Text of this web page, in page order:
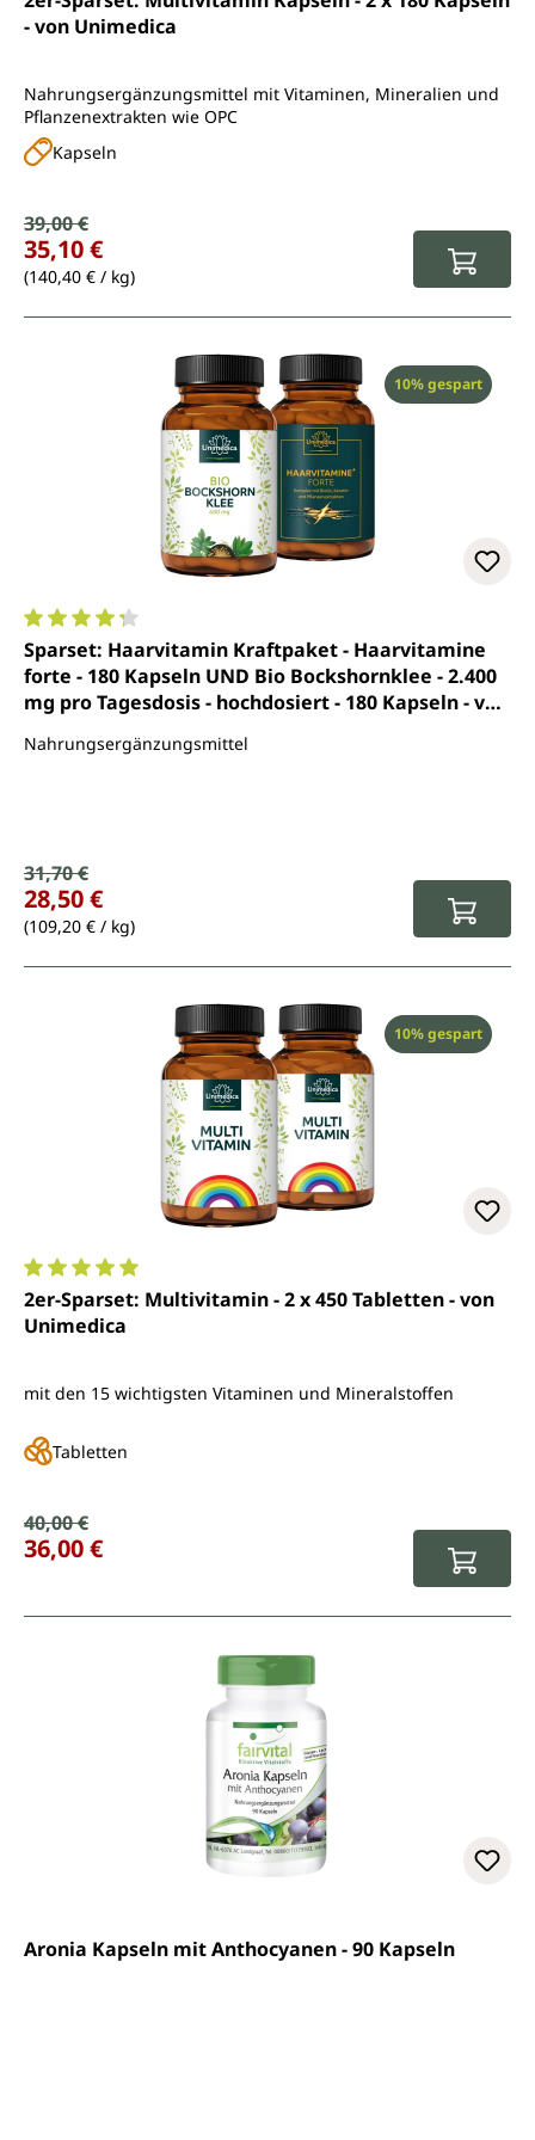
- von Unimedica
Nahrungsergänzungsmittel mit Vitaminen, Mineralien und
Pflanzenextrakten wie OPC
Kapseln
Verkaufspreis:
Regulärer Preis:
39,00 €
35,10 €
(140,40 € / kg)
Rabatt
10% gespart
Durchschnittliche Bewertung von 4.3 von 5 Sternen
Sparset: Haarvitamin Kraftpaket - Haarvitamine
forte - 180 Kapseln UND Bio Bockshornklee - 2.400
mg pro Tagesdosis - hochdosiert - 180 Kapseln - von
Nahrungsergänzungsmittel
Verkaufspreis:
Regulärer Preis:
31,70 €
28,50 €
(109,20 € / kg)
Rabatt
10% gespart
Durchschnittliche Bewertung von 5 von 5 Sternen
2er-Sparset: Multivitamin - 2 x 450 Tabletten - von
Unimedica
mit den 15 wichtigsten Vitaminen und Mineralstoffen
Tabletten
Verkaufspreis:
Regulärer Preis:
40,00 €
36,00 €
Aronia Kapseln mit Anthocyanen - 90 Kapseln